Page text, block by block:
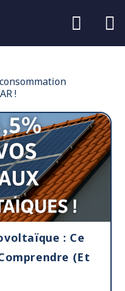
!
: Ce
(et